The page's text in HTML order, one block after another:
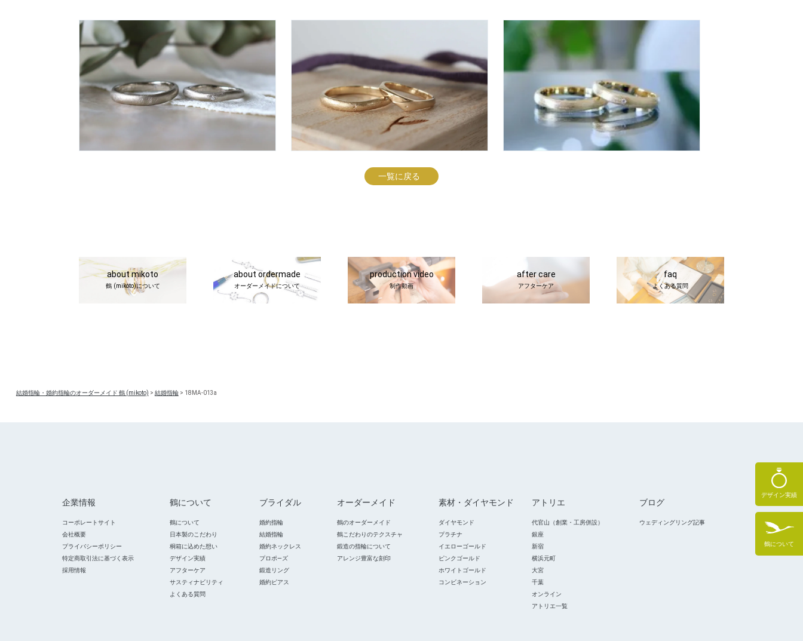
デザイン実績
鶴について
一覧に戻る
about mikoto
鶴 (mikoto)について
about ordermade
オーダーメイドについて
production video
制作動画
after care
アフターケア
faq
よくある質問
結婚指輪・婚約指輪のオーダーメイド 鶴 (mikoto) > 結婚指輪> 18MA-013a
企業情報
コーポレートサイト
会社概要
プライバシーポリシー
特定商取引法に基づく表示
採用情報
鶴について
鶴について
日本製のこだわり
桐箱に込めた想い
デザイン実績
アフターケア
サスティナビリティ
よくある質問
ブライダル
婚約指輪
結婚指輪
婚約ネックレス
プロポ―ズ
鍛造リング
婚約ピアス
オーダーメイド
鶴のオーダーメイド
鶴こだわりのテクスチャ
鍛造の指輪について
アレンジ豊富な刻印
素材・ダイヤモンド
ダイヤモンド
プラチナ
イエローゴールド
ピンクゴールド
ホワイトゴールド
コンビネーション
アトリエ
代官山（創業・工房併設）
銀座
新宿
横浜元町
大宮
千葉
オンライン
アトリエ一覧
ブログ
ウェディングリング記事